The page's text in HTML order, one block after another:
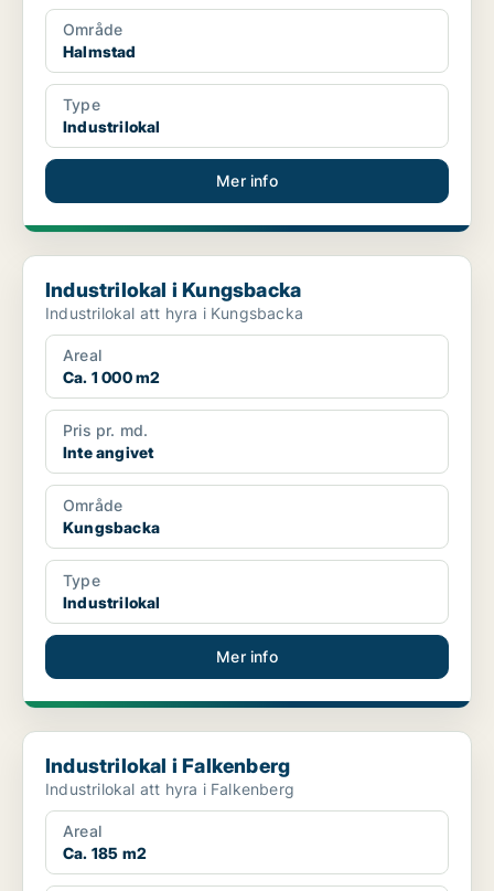
Område
Halmstad
Type
Industrilokal
Mer info
Industrilokal i Kungsbacka
Industrilokal i Kungsbacka
Industrilokal att hyra i Kungsbacka
Areal
Ca. 1 000 m2
Pris pr. md.
Inte angivet
Område
Kungsbacka
Type
Industrilokal
Mer info
Industrilokal i Falkenberg
Industrilokal i Falkenberg
Industrilokal att hyra i Falkenberg
Areal
Ca. 185 m2